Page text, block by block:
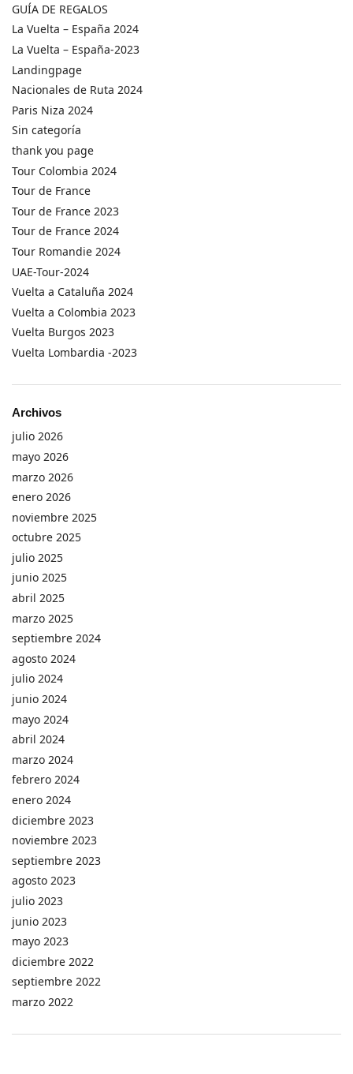
GUÍA DE REGALOS
La Vuelta – España 2024
La Vuelta – España-2023
Landingpage
Nacionales de Ruta 2024
Paris Niza 2024
Sin categoría
thank you page
Tour Colombia 2024
Tour de France
Tour de France 2023
Tour de France 2024
Tour Romandie 2024
UAE-Tour-2024
Vuelta a Cataluña 2024
Vuelta a Colombia 2023
Vuelta Burgos 2023
Vuelta Lombardia -2023
Archivos
julio 2026
mayo 2026
marzo 2026
enero 2026
noviembre 2025
octubre 2025
julio 2025
junio 2025
abril 2025
marzo 2025
septiembre 2024
agosto 2024
julio 2024
junio 2024
mayo 2024
abril 2024
marzo 2024
febrero 2024
enero 2024
diciembre 2023
noviembre 2023
septiembre 2023
agosto 2023
julio 2023
junio 2023
mayo 2023
diciembre 2022
septiembre 2022
marzo 2022